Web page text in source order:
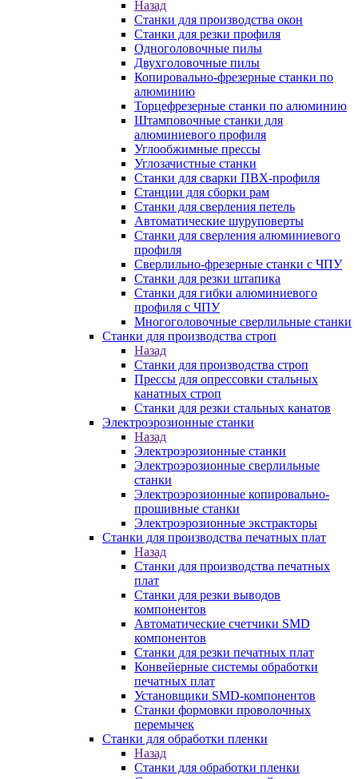
Назад
Станки для производства окон
Станки для резки профиля
Одноголовочные пилы
Двухголовочные пилы
Копировально-фрезерные станки по
алюминию
Торцефрезерные станки по алюминию
Штамповочные станки для
алюминиевого профиля
Углообжимные прессы
Углозачистные станки
Станки для сварки ПВХ-профиля
Станции для сборки рам
Станки для сверления петель
Автоматические шуруповерты
Станки для сверления алюминиевого
профиля
Сверлильно-фрезерные станки с ЧПУ
Станки для резки штапика
Станки для гибки алюминиевого
профиля с ЧПУ
Многоголовочные сверлильные станки
Станки для производства строп
Назад
Станки для производства строп
Прессы для опрессовки стальных
канатных строп
Станки для резки стальных канатов
Электроэрозионные станки
Назад
Электроэрозионные станки
Электроэрозионные сверлильные
станки
Электроэрозионные копировально-
прошивные станки
Электроэрозионные экстракторы
Станки для производства печатных плат
Назад
Станки для производства печатных
плат
Станки для резки выводов
компонентов
Автоматические счетчики SMD
компонентов
Станки для резки печатных плат
Конвейерные системы обработки
печатных плат
Установщики SMD-компонентов
Станки формовки проволочных
перемычек
Станки для обработки пленки
Назад
Станки для обработки пленки